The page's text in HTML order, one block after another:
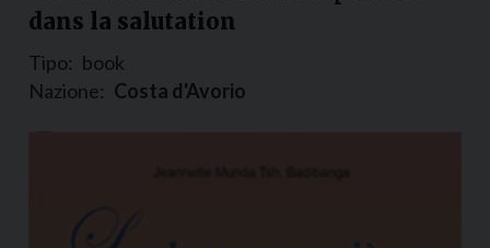
dans la salutation
Tipo: book
Nazione: Costa d'Avorio